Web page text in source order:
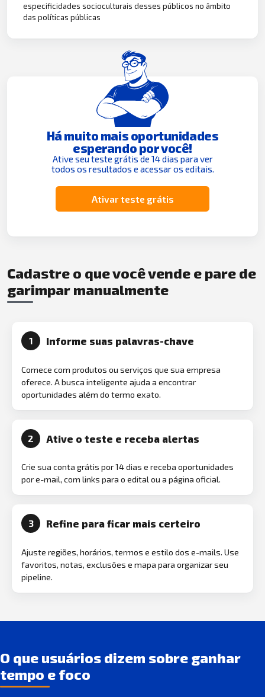
especificidades socioculturais desses públicos no âmbito
das políticas públicas
Há muito mais oportunidades
esperando por você!
Ative seu teste grátis de 14 dias para ver
todos os resultados e acessar os editais.
Ativar teste grátis
Cadastre o que você vende e pare de
garimpar manualmente
1 Informe suas palavras-chave
Comece com produtos ou serviços que sua empresa
oferece. A busca inteligente ajuda a encontrar
oportunidades além do termo exato.
2 Ative o teste e receba alertas
Crie sua conta grátis por 14 dias e receba oportunidades
por e-mail, com links para o edital ou a página oficial.
3 Refine para ficar mais certeiro
Ajuste regiões, horários, termos e estilo dos e-mails. Use
favoritos, notas, exclusões e mapa para organizar seu
pipeline.
O que usuários dizem sobre ganhar
tempo e foco